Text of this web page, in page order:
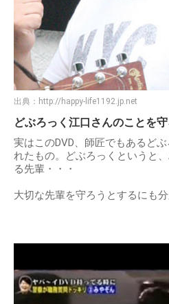
出典： http://happy-life1192.jp.net
どぶろっく江口さんのことを
実はこのDVD、師匠でもあるど
れたもの。どぶろっくというと
る先輩・・・
大切な先輩を守ろうとするにも